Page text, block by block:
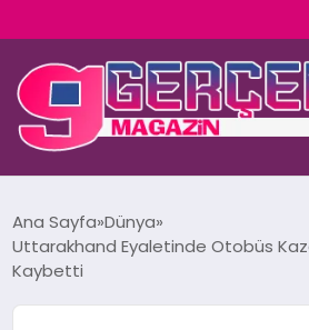
YAŞAM
Ana Sayfa Dünya
Uttarakhand Eyaletinde Otobüs
Kaybetti